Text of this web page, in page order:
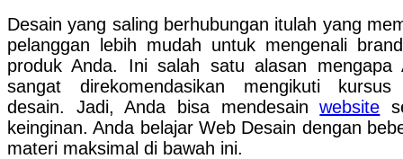
Desain yang saling berhubungan itulah yang
pelanggan lebih mudah untuk mengenali
produk Anda. Ini salah satu alasan mengapa
sangat direkomendasikan mengikuti
desain. Jadi, Anda bisa mendesainwebsite
keinginan. Anda belajar Web Desain dengan
materi maksimal di bawah ini.